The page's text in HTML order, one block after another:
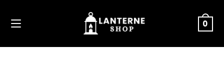
content
0